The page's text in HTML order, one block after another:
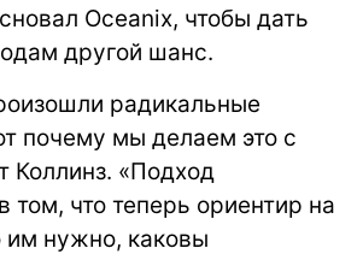
Oceanix, чтобы дать
другой шанс.
радикальные
почему мы делаем это с
Коллинз. «Подход
том, что теперь ориентир на
нужно, каковы